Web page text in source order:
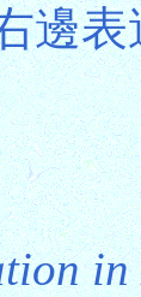
邊
in